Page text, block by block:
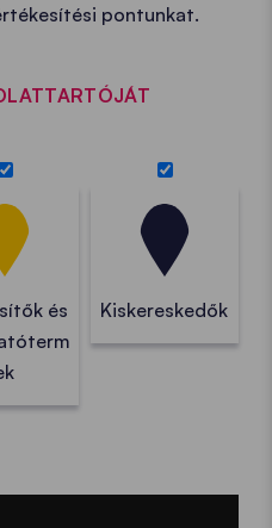
pontunkat.
és
Kiskereskedők